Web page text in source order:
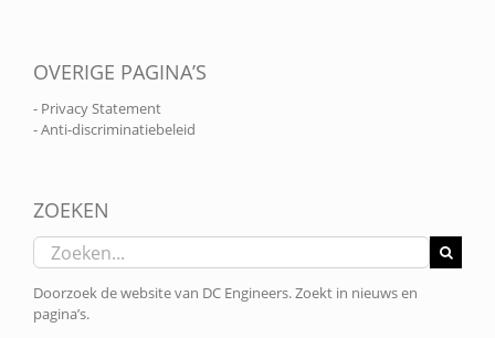
OVERIGE PAGINA’S
- Privacy Statement
- Anti-discriminatiebeleid
ZOEKEN
Zoeken
naar:
Doorzoek de website van DC Engineers. Zoekt in nieuws en
pagina’s.